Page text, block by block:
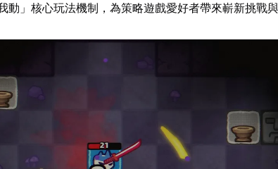
動」核心玩法機制，為策略遊戲愛好者帶來嶄新挑戰